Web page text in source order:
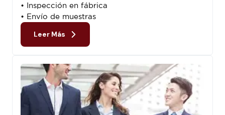
• Inspección en fábrica
• Envío de muestras
Leer Más